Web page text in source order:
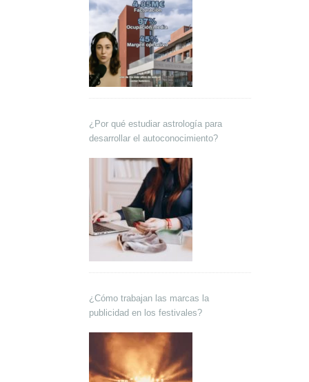
¿Por qué estudiar astrología para
desarrollar el autoconocimiento?
¿Cómo trabajan las marcas la
publicidad en los festivales?